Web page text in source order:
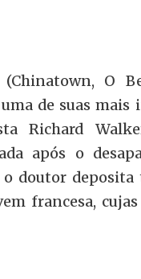
O
de suas
Richard
após o
doutor deposita
francesa, cujas